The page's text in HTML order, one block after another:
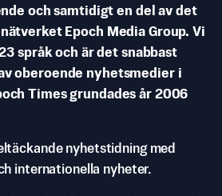
och samtidigt en del av det
Epoch Media Group. Vi
språk och är det snabbast
oberoende nyhetsmedier i
Times grundades år 2006
nyhetstidning med
internationella nyheter.